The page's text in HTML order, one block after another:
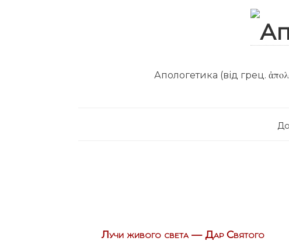
Апологетика (від грец.
Лучи живого света — Дар Святого